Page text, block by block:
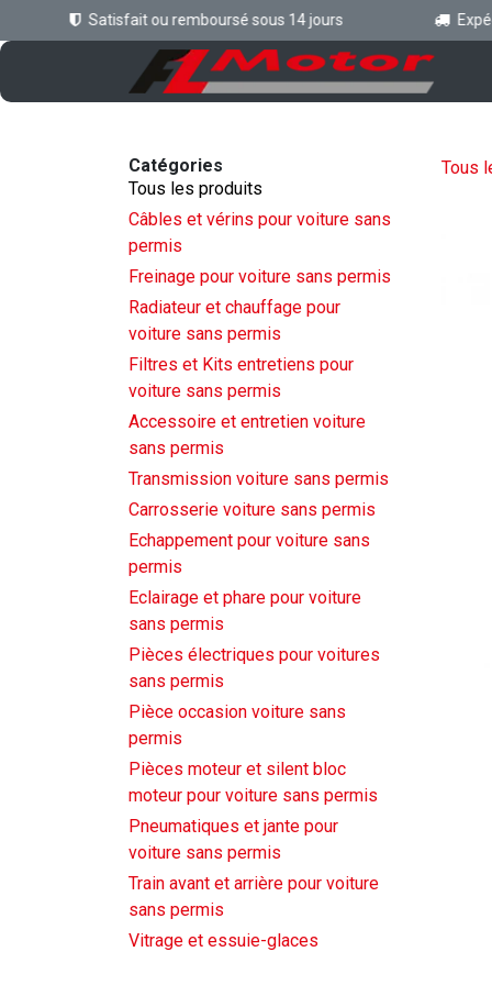
Se rendre au contenu
Satisfait ou remboursé sous 14 jours
Catégories
Tous les produits
Câbles et vérins pour voiture sans
permis
Freinage pour voiture sans permis
Radiateur et chauffage pour
voiture sans permis
Filtres et Kits entretiens pour
voiture sans permis
Accessoire et entretien voiture
sans permis
Transmission voiture sans permis
Carrosserie voiture sans permis
Echappement pour voiture sans
permis
Eclairage et phare pour voiture
sans permis
Pièces électriques pour voitures
sans permis
Pièce occasion voiture sans
permis
Pièces moteur et silent bloc
moteur pour voiture sans permis
Pneumatiques et jante pour
voiture sans permis
Train avant et arrière pour voiture
sans permis
Vitrage et essuie-glaces
Tous